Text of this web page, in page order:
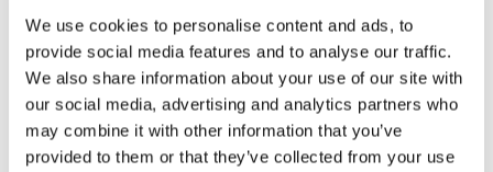
We use cookies to personalise content and ads, to
provide social media features and to analyse our traffic.
We also share information about your use of our site with
our social media, advertising and analytics partners who
may combine it with other information that you’ve
provided to them or that they’ve collected from your use
campos obligatorios están marcados con*